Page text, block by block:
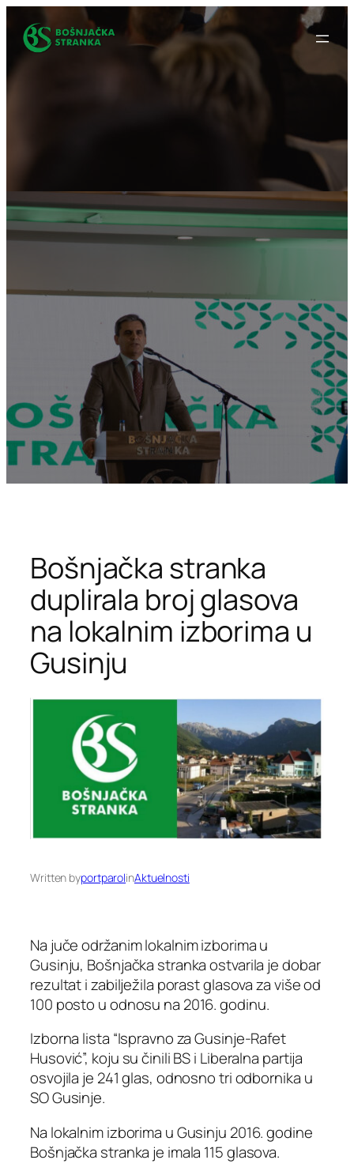
sadržaj
Bošnjačka stranka
duplirala broj glasova
na lokalnim izborima u
Gusinju
Written byportparolinAktuelnosti
Na juče održanim lokalnim izborima u
Gusinju, Bošnjačka stranka ostvarila je dobar
rezultat i zabilježila porast glasova za više od
100 posto u odnosu na 2016. godinu.
Izborna lista “Ispravno za Gusinje-Rafet
Husović”, koju su činili BS i Liberalna partija
osvojila je 241 glas, odnosno tri odbornika u
SO Gusinje.
Na lokalnim izborima u Gusinju 2016. godine
Bošnjačka stranka je imala 115 glasova.